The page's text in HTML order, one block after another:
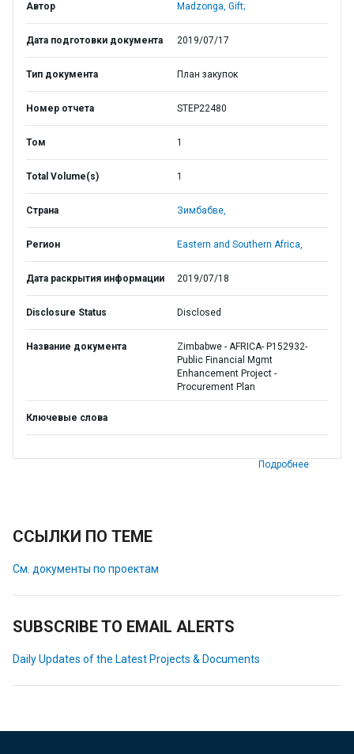
Автор Madzonga, Gift;
Дата подготовки документа 2019/07/17
Тип документа План закупок
Номер отчета STEP22480
Том 1
Total Volume(s) 1
Страна Зимбабве,
Регион Eastern and Southern Africa,
Дата раскрытия информации 2019/07/18
Disclosure Status Disclosed
Название документа
Zimbabwe - AFRICA- P152932-
Public Financial Mgmt
Enhancement Project -
Procurement Plan
Ключевые слова
Подробнее
ССЫЛКИ ПО ТЕМЕ
См. документы по проектам
SUBSCRIBE TO EMAIL ALERTS
Daily Updates of the Latest Projects & Documents